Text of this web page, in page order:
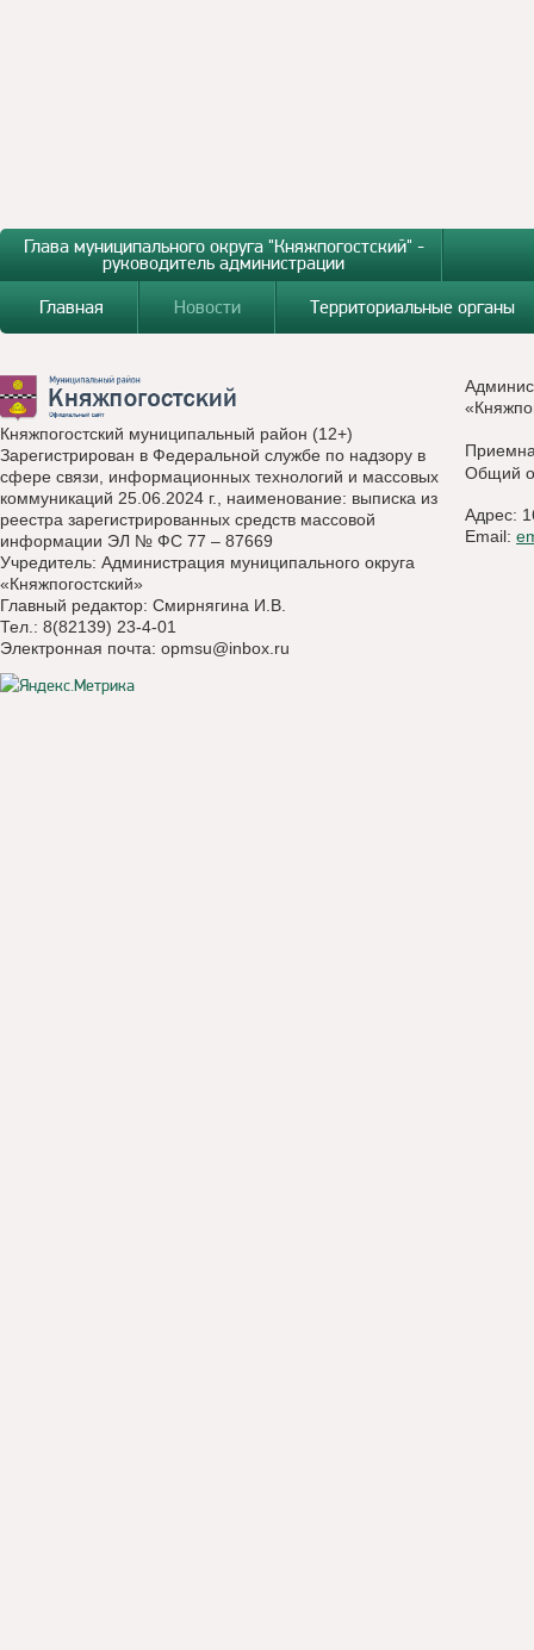
Глава муниципального округа "Княжпогостский" -
руководитель администрации
Главная
Новости Территориальные органы
Княжпогостский муниципальный район (12+)
Зарегистрирован в Федеральной службе по надзору в
сфере связи, информационных технологий и массовых
коммуникаций 25.06.2024 г., наименование: выписка из
реестра зарегистрированных средств массовой
информации ЭЛ № ФС 77 – 87669
Учредитель: Администрация муниципального округа
«Княжпогостский»
Главный редактор: Смирнягина И.В.
Тел.: 8(82139) 23-4-01
Электронная почта: opmsu@inbox.ru
Общий
Адрес:
Email: